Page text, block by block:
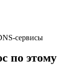
сервисы
по этому